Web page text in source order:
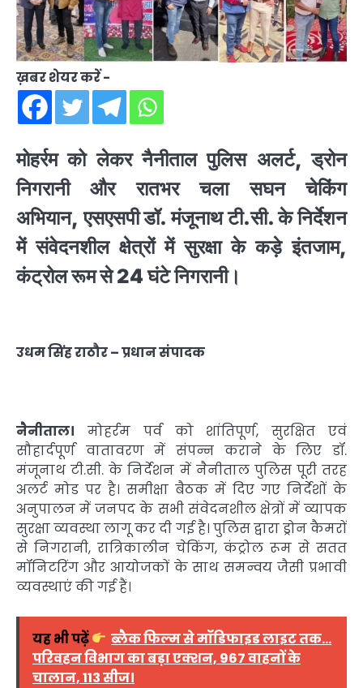
ख़बर शेयर करें -
मोहर्रम को लेकर नैनीताल पुलिस अलर्ट, ड्रोन
निगरानी और रातभर चला सघन चेकिंग
अभियान,एसएसपी डॉ. मंजूनाथ टी.सी. के निर्देशन
में संवेदनशील क्षेत्रों में सुरक्षा के कड़े इंतजाम,
कंट्रोल रूम से 24 घंटे निगरानी।
उधम सिंह राठौर – प्रधान संपादक
नैनीताल। मोहर्रम पर्व को शांतिपूर्ण, सुरक्षित एवं
सौहार्दपूर्ण वातावरण में संपन्न कराने के लिए डॉ.
मंजूनाथ टी.सी. के निर्देशन में नैनीताल पुलिस पूरी तरह
अलर्ट मोड पर है। समीक्षा बैठक में दिए गए निर्देशों के
अनुपालन में जनपद के सभी संवेदनशील क्षेत्रों में व्यापक
सुरक्षा व्यवस्था लागू कर दी गई है। पुलिस द्वारा ड्रोन कैमरों
से निगरानी, रात्रिकालीन चेकिंग, कंट्रोल रूम से सतत
मॉनिटरिंग और आयोजकों के साथ समन्वय जैसी प्रभावी
व्यवस्थाएं की गई हैं।
यह भी पढ़ें
ब्लैक फिल्म से मॉडिफाइड लाइट तक…
परिवहन विभाग का बड़ा एक्शन, 967 वाहनों के
चालान, 113 सीज।